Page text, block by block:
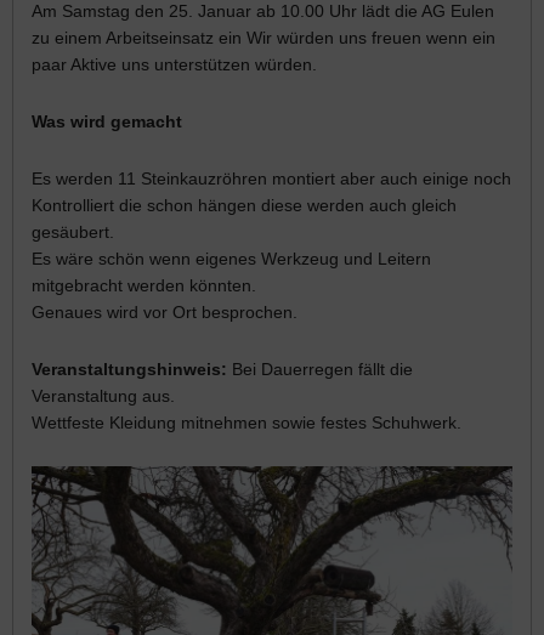
Am Samstag den 25. Januar ab 10.00 Uhr lädt die AG Eulen
zu einem Arbeitseinsatz ein Wir würden uns freuen wenn ein
paar Aktive uns unterstützen würden.
Was wird gemacht
Es werden 11 Steinkauzröhren montiert aber auch einige noch
Kontrolliert die schon hängen diese werden auch gleich
gesäubert.
Es wäre schön wenn eigenes Werkzeug und Leitern
mitgebracht werden könnten.
Genaues wird vor Ort besprochen.
Veranstaltungshinweis: Bei Dauerregen fällt die
Veranstaltung aus.
Wettfeste Kleidung mitnehmen sowie festes Schuhwerk.